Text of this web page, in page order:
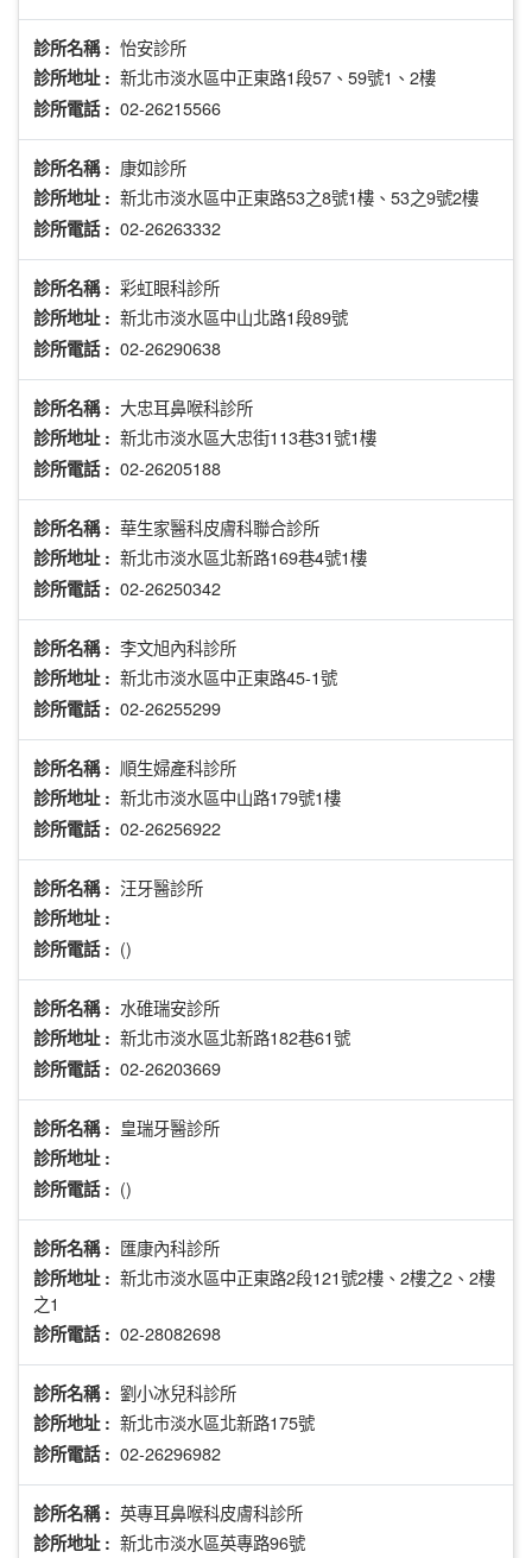
診所名稱 : 怡安診所
診所地址 : 新北市淡水區中正東路1段57、59號1、2樓
診所電話 : 02-26215566
診所名稱 : 康如診所
診所地址 : 新北市淡水區中正東路53之8號1樓、53之9號2樓
診所電話 : 02-26263332
診所名稱 : 彩虹眼科診所
診所地址 : 新北市淡水區中山北路1段89號
診所電話 : 02-26290638
診所名稱 : 大忠耳鼻喉科診所
診所地址 : 新北市淡水區大忠街113巷31號1樓
診所電話 : 02-26205188
診所名稱 : 華生家醫科皮膚科聯合診所
診所地址 : 新北市淡水區北新路169巷4號1樓
診所電話 : 02-26250342
診所名稱 : 李文旭內科診所
診所地址 : 新北市淡水區中正東路45-1號
診所電話 : 02-26255299
診所名稱 : 順生婦產科診所
診所地址 : 新北市淡水區中山路179號1樓
診所電話 : 02-26256922
診所名稱 : 汪牙醫診所
診所地址 :
診所電話 : ()
診所名稱 : 水碓瑞安診所
診所地址 : 新北市淡水區北新路182巷61號
診所電話 : 02-26203669
診所名稱 : 皇瑞牙醫診所
診所地址 :
診所電話 : ()
診所名稱 : 匯康內科診所
診所地址 : 新北市淡水區中正東路2段121號2樓、2樓之2、2樓
之1
診所電話 : 02-28082698
診所名稱 : 劉小冰兒科診所
診所地址 : 新北市淡水區北新路175號
診所電話 : 02-26296982
診所名稱 : 英專耳鼻喉科皮膚科診所
診所地址 : 新北市淡水區英專路96號